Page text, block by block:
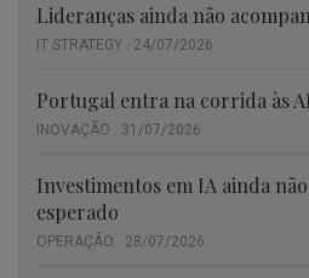
Lideranças ainda não
IT STRATEGY . 24/07/2026
Portugal entra na corrida às
INOVAÇÃO . 31/07/2026
Investimentos em IA ainda
esperado
OPERAÇÃO . 28/07/2026